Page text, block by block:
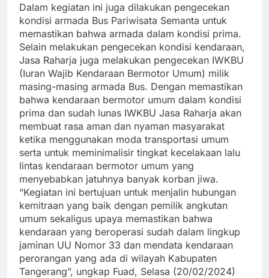
Dalam kegiatan ini juga dilakukan pengecekan
kondisi armada Bus Pariwisata Semanta untuk
memastikan bahwa armada dalam kondisi prima.
Selain melakukan pengecekan kondisi kendaraan,
Jasa Raharja juga melakukan pengecekan IWKBU
(Iuran Wajib Kendaraan Bermotor Umum) milik
masing-masing armada Bus. Dengan memastikan
bahwa kendaraan bermotor umum dalam kondisi
prima dan sudah lunas IWKBU Jasa Raharja akan
membuat rasa aman dan nyaman masyarakat
ketika menggunakan moda transportasi umum
serta untuk meminimalisir tingkat kecelakaan lalu
lintas kendaraan bermotor umum yang
menyebabkan jatuhnya banyak korban jiwa.
“Kegiatan ini bertujuan untuk menjalin hubungan
kemitraan yang baik dengan pemilik angkutan
umum sekaligus upaya memastikan bahwa
kendaraan yang beroperasi sudah dalam lingkup
jaminan UU Nomor 33 dan mendata kendaraan
perorangan yang ada di wilayah Kabupaten
Tangerang”, ungkap Fuad, Selasa (20/02/2024)